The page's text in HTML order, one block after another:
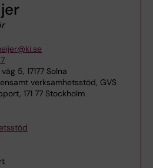
5, 17177 Solna
verksamhetsstöd, GVS
171 77 Stockholm